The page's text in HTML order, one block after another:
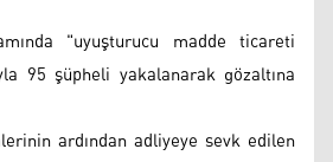
"uyuşturucu madde ticareti
95 şüpheli yakalanarak gözaltına
ardından adliyeye sevk edilen